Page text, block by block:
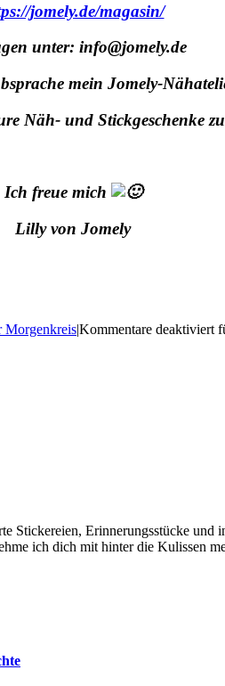
jomely.de/magasin/
unter: info@jomely.de
mein Jomely-
Näh- und Stickgeschenke
Ich freue mich
Lilly von Jomely
MorgenkreisKommentare deaktiviert
Erinnerungsstücke und
ich dich mit hinter die Kulissen